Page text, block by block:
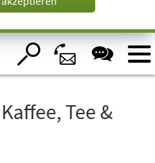
Tee &